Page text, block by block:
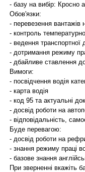
- базу на вибір: Кросно
Обов'язки:
- перевезення
- контроль
- ведення транспортної
- дотримання режиму
- дбайливе ставлення
Вимоги:
- посвідчення водія
- карта водія
- код 95 та актуальні
- досвід роботи на
- відповідальність,
Буде перевагою:
- досвід роботи на
- знання режиму праці
- базове знання
При зверненні